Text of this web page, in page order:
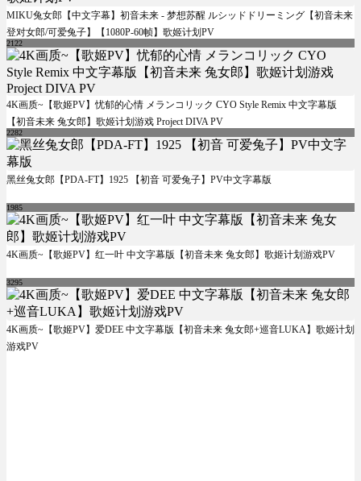
MIKU兔女郎【中文字幕】初音未来 - 梦想苏醒 ルシッドドリーミング【初音未来
登对女郎/可爱兔子】【1080P-60帧】歌姬计划PV
2122
4K画质~【歌姬PV】忧郁的心情 メランコリック CYO Style Remix 中文字幕版
【初音未来 兔女郎】歌姬计划游戏 Project DIVA PV
2282
黑丝兔女郎【PDA-FT】1925 【初音 可爱兔子】PV中文字幕版
1985
4K画质~【歌姬PV】红一叶 中文字幕版【初音未来 兔女郎】歌姬计划游戏PV
3295
4K画质~【歌姬PV】爱DEE 中文字幕版【初音未来 兔女郎+巡音LUKA】歌姬计划
游戏PV